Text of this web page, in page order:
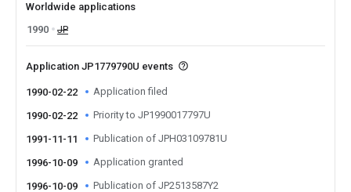
Worldwide applications
1990
JP
Application JP1779790U events
1990-02-22 Application filed
1990-02-22 Priority to JP1990017797U
1991-11-11 Publication of JPH03109781U
1996-10-09 Application granted
1996-10-09 Publication of JP2513587Y2